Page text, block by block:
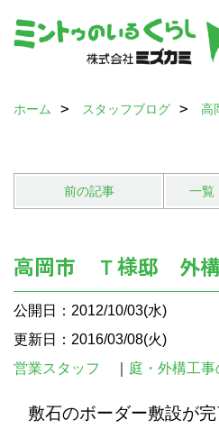
ホーム スタッフブログ 高
前の記事 一覧
高岡市 Ｔ様邸 外
公開日：2012/10/03(水)
更新日：2016/03/08(火)
営業スタッフ
庭・外構工事
敷石のボーダー敷設が完